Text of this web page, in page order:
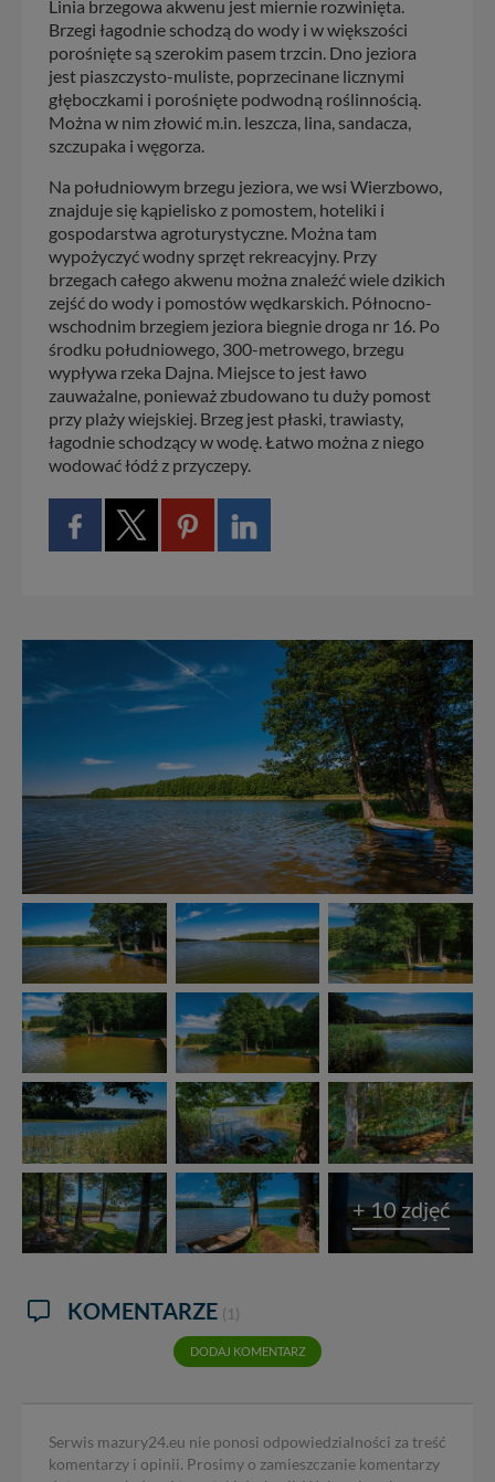
Linia brzegowa akwenu jest miernie rozwinięta.
Brzegi łagodnie schodzą do wody i w większości
porośnięte są szerokim pasem trzcin. Dno jeziora
jest piaszczysto-muliste, poprzecinane licznymi
głęboczkami i porośnięte podwodną roślinnością.
Można w nim złowić m.in. leszcza, lina, sandacza,
szczupaka i węgorza.
Na południowym brzegu jeziora, we wsi Wierzbowo,
znajduje się kąpielisko z pomostem, hoteliki i
gospodarstwa agroturystyczne. Można tam
wypożyczyć wodny sprzęt rekreacyjny. Przy
brzegach całego akwenu można znaleźć wiele dzikich
zejść do wody i pomostów wędkarskich. Północno-
wschodnim brzegiem jeziora biegnie droga nr 16. Po
środku południowego, 300-metrowego, brzegu
wypływa rzeka Dajna. Miejsce to jest ławo
zauważalne, ponieważ zbudowano tu duży pomost
przy plaży wiejskiej. Brzeg jest płaski, trawiasty,
łagodnie schodzący w wodę. Łatwo można z niego
wodować łódź z przyczepy.
+ 10 zdjęć
KOMENTARZE (1)
DODAJ KOMENTARZ
Serwis mazury24.eu nie ponosi odpowiedzialności za treść
komentarzy i opinii. Prosimy o zamieszczanie komentarzy